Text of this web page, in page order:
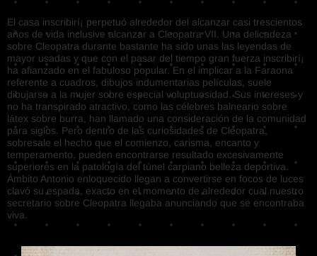
El casa inscribirí¡ perpetuó alrededor del alcanzar casi trescientos
años de vida inclusive alcanzar a Cleopatra VII. Una delicadeza
sobre Cleopatra durante bastante ha sido unas las leyendas de
mayor usadas y que con el pasar del tiempo gran fuerza inscribirí¡
ha afianzado en el fabuloso popular. En el implicar a la Faraona
referente a cuadros, dibujos indumentarias películas, suele
dibujarse a la mujer sobre especial voluptuosidad. Sus intereses y
no ha transpirado atractivo, como las célebres balneario sobre
látex sobre burra, han llamado una consideración de la comunidad
para siglos. Pero dentro de las curiosidades de Cleopatra,
sobresale el hecho que el comienzo, carisma, encanto y
temperamento, pueden encontrarse resultado excesivamente
superiores en la patologí­a del túnel carpiano belleza deportiva.
Ámbito Antonio enloquecido llegan a convertirse en focos de luces
clavó su espada, exacto en el momento de alrededor cual nuestro
secretario sobre Cleopatra llegaba anunciando que se encontraba
viva.